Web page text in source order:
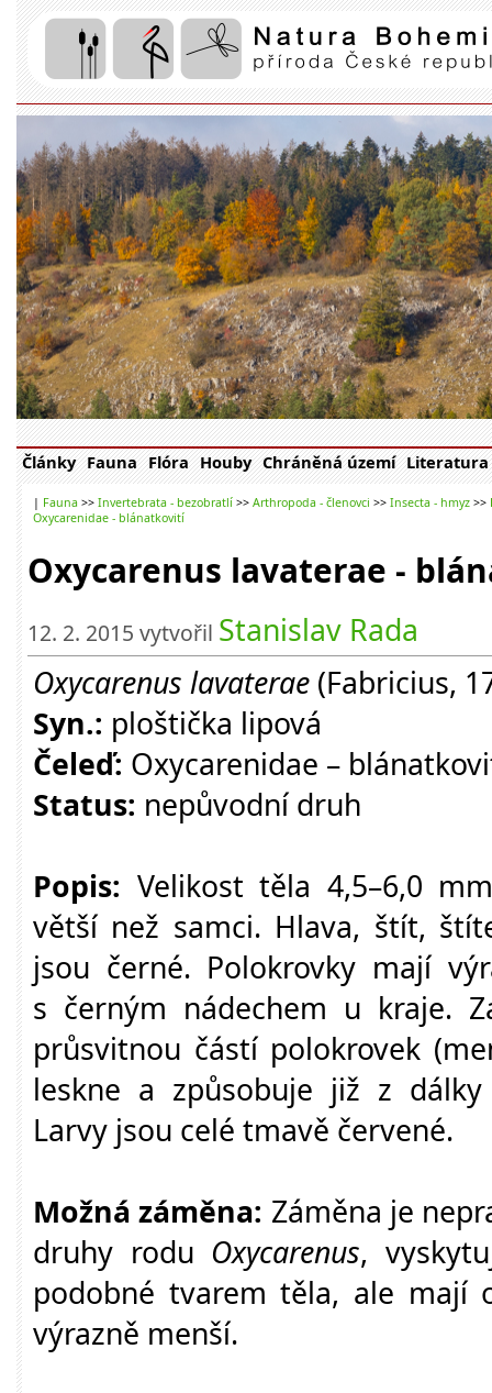
Články Fauna Flóra Houby Chráněná území Literatura
| Fauna >> Invertebrata - bezobratlí >> Arthropoda - členovci >> Insecta - hmyz >>
Oxycarenidae - blánatkovití
Oxycarenus lavaterae -
12. 2. 2015 vytvořil Stanislav Rada
Oxycarenus lavaterae (Fabricius,
Syn.: ploštička lipová
Čeleď: Oxycarenidae –
Status: nepůvodní druh
Popis: Velikost těla 4,5–6,0
větší než samci. Hlava, štít,
jsou černé. Polokrovky mají
s černým nádechem u kraje.
průsvitnou částí polokrovek
leskne a způsobuje již z
Larvy jsou celé tmavě červené.
Možná záměna: Záměna je
druhy rodu Oxycarenus,
podobné tvarem těla, ale mají
výrazně menší.